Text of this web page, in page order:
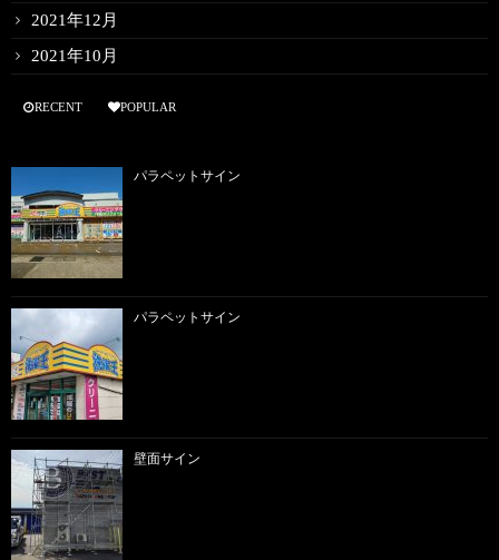
2021年12月
2021年10月
RECENT POPULAR
パラペットサイン
パラペットサイン
壁面サイン